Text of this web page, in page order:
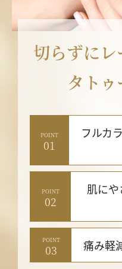
切らずに
タトゥ
POINT
01
フルカ
POINT
02
肌に
POINT
03 痛み軽